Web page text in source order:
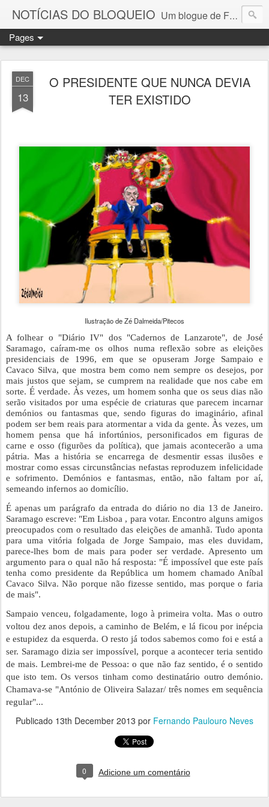
NOTÍCIAS DO BLOQUEIO Um blogue de Fernando Paulouro Neves
Pages
DEC
13
O PRESIDENTE QUE NUNCA DEVIA
TER EXISTIDO
Ilustração de Zé Dalmeida/Pitecos
A folhear o "Diário IV" dos "Cadernos de Lanzarote", de José
Saramago, caíram-me os olhos numa reflexão sobre as eleições
presidenciais de 1996, em que se opuseram Jorge Sampaio e
Cavaco Silva, que mostra bem como nem sempre os desejos, por
mais justos que sejam, se cumprem na realidade que nos cabe em
sorte. É verdade. Às vezes, um homem sonha que os seus dias não
serão visitados por uma espécie de criaturas que parecem incarnar
demónios ou fantasmas que, sendo figuras do imaginário, afinal
podem ser bem reais para atormentar a vida da gente. Às vezes, um
homem pensa que há infortúnios, personificados em figuras de
carne e osso (figurões da política), que jamais acontecerão a uma
pátria. Mas a história se encarrega de desmentir essas ilusões e
mostrar como essas circunstâncias nefastas reproduzem infelicidade
e sofrimento. Demónios e fantasmas, então, não faltam por aí,
semeando infernos ao domicílio.
É apenas um parágrafo da entrada do diário no dia 13 de Janeiro.
Saramago escreve: "Em Lisboa , para votar. Encontro alguns amigos
preocupados com o resultado das eleições de amanhã. Tudo aponta
para uma vitória folgada de Jorge Sampaio, mas eles duvidam,
parece-lhes bom de mais para poder ser verdade. Apresento um
argumento para o qual não há resposta: "É impossível que este país
tenha como presidente da República um homem chamado Aníbal
Cavaco Silva. Não porque não fizesse sentido, mas porque o faria
de mais".
Sampaio venceu, folgadamente, logo à primeira volta. Mas o outro
voltou dez anos depois, a caminho de Belém, e lá ficou por inépcia
e estupidez da esquerda. O resto já todos sabemos como foi e está a
ser. Saramago dizia ser impossível, porque a acontecer teria sentido
de mais. Lembrei-me de Pessoa: o que não faz sentido, é o sentido
que isto tem. Os versos tinham como destinatário outro demónio.
Chamava-se "António de Oliveira Salazar/ três nomes em sequência
regular"...
Publicado 13th December 2013 por Fernando Paulouro Neves
0 Adicione um comentário